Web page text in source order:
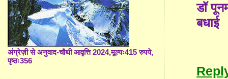
डॉ
बधाई
अंग्रेज़ी से अनुवाद-चौथी आवृत्ति 2024,मूल्यः415 रुपये,
पृष्ठः356